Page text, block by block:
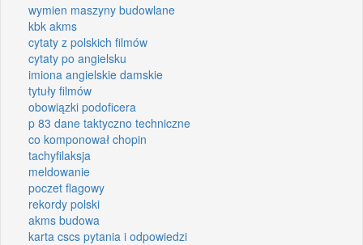
wymien maszyny budowlane
kbk akms
cytaty z polskich filmów
cytaty po angielsku
imiona angielskie damskie
tytuły filmów
obowiązki podoficera
p 83 dane taktyczno techniczne
co komponował chopin
tachyfilaksja
meldowanie
poczet flagowy
rekordy polski
akms budowa
karta cscs pytania i odpowiedzi